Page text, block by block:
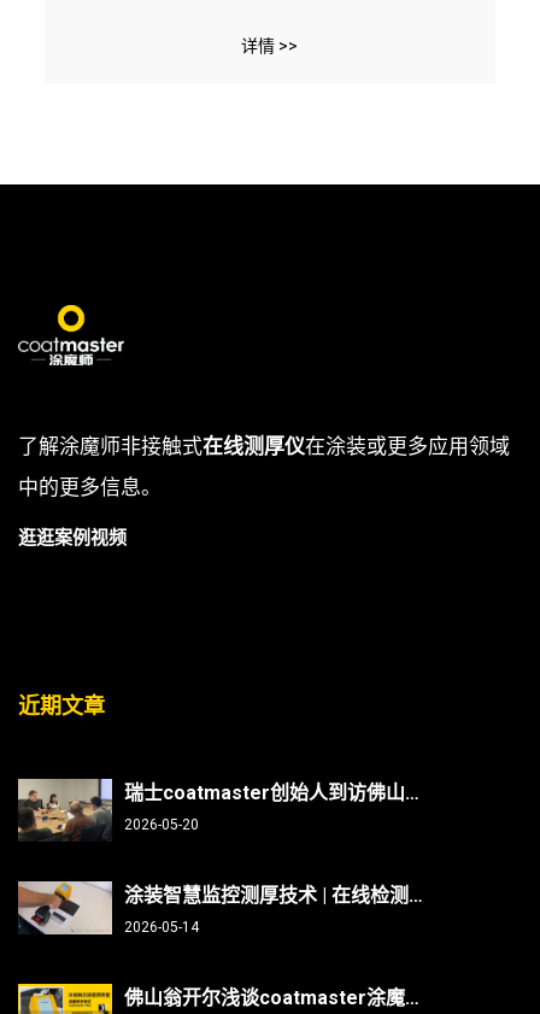
详情 >>
了解涂魔师非接触式在线测厚仪在涂装或更多应用领域
中的更多信息。
逛逛案例视频
近期文章
瑞士coatmaster创始人到访佛山翁开尔：非接触测厚技术能否破解涂装行业“效率与精度”难题？
2026-05-20
涂装智慧监控测厚技术 | 在线检测、非接触无损、防呆、不限底材
2026-05-14
佛山翁开尔浅谈coatmaster涂魔师测曲面/焊缝/内部，复杂部件涂层测厚不再难